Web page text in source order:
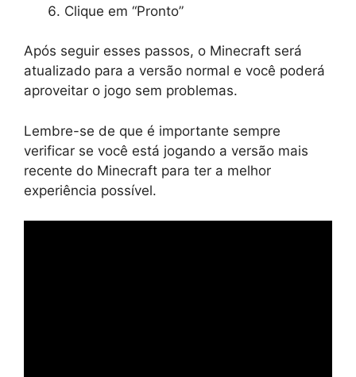
Clique em “Pronto”
Após seguir esses passos, o Minecraft será
atualizado para a versão normal e você poderá
aproveitar o jogo sem problemas.
Lembre-se de que é importante sempre
verificar se você está jogando a versão mais
recente do Minecraft para ter a melhor
experiência possível.